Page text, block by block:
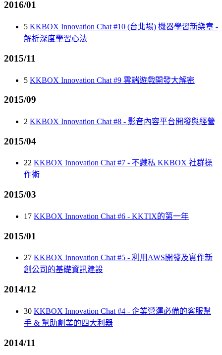
2016/01
5 KKBOX Innovation Chat #10 (台北場) 機器學習新樂章 -
解析深度學習心法
2015/11
5 KKBOX Innovation Chat #9 雲端遊戲開發大解密
2015/09
2 KKBOX Innovation Chat #8 - 影音內容平台開發與經營
2015/04
22 KKBOX Innovation Chat #7 - 不藏私 KKBOX 社群操
作術
2015/03
17 KKBOX Innovation Chat #6 - KKTIX的第一年
2015/01
27 KKBOX Innovation Chat #5 - 利用AWS開發及實作新
創公司的基礎資訊建設
2014/12
30 KKBOX Innovation Chat #4 - 企業營運必備的客服幫
手 & 幫助創業的四大利器
2014/11